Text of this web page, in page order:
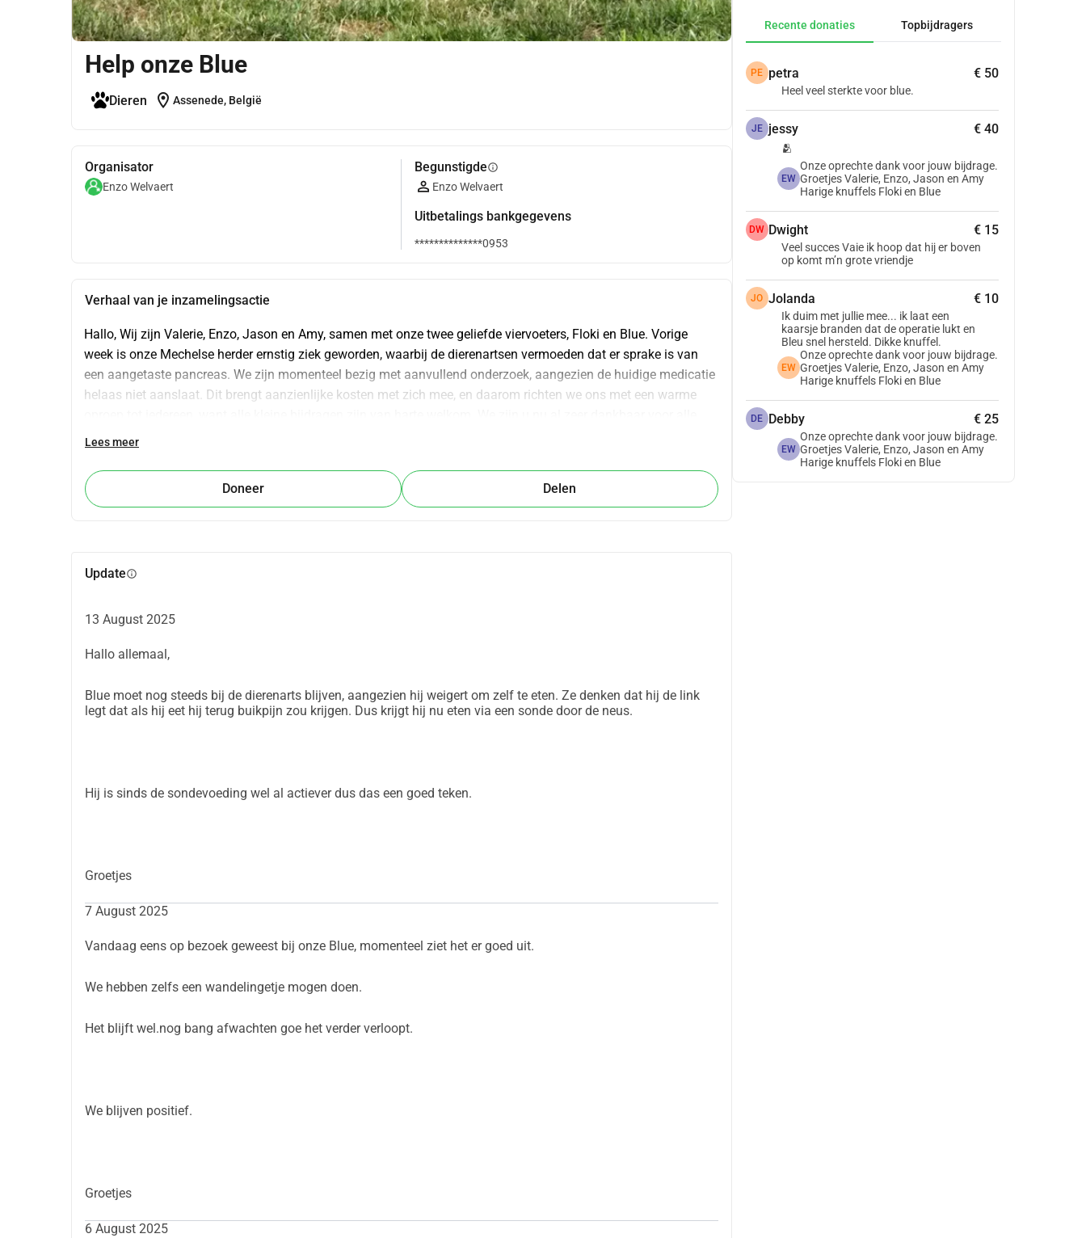
Help onze Blue
Dieren location_on Assenede, België
Organisator
Enzo Welvaert
Begunstigdeinfo
Enzo Welvaert
Uitbetalings bankgegevens
**************0953
Verhaal van je inzamelingsactie
Hallo, Wij zijn Valerie, Enzo, Jason en Amy, samen met onze twee geliefde viervoeters, Floki en Blue. Vorige
week is onze Mechelse herder ernstig ziek geworden, waarbij de dierenartsen vermoeden dat er sprake is van
een aangetaste pancreas. We zijn momenteel bezig met aanvullend onderzoek, aangezien de huidige medicatie
helaas niet aanslaat. Dit brengt aanzienlijke kosten met zich mee, en daarom richten we ons met een warme
steun die we mogen ontvangen. Met vriendelijke groeten, Valerie, Enzo, Jason en Amy En met harige groeten,
Lees meer
Doneer Delen
Updateinfo
13 August 2025
Hallo allemaal,
Blue moet nog steeds bij de dierenarts blijven, aangezien hij weigert om zelf te eten. Ze denken dat hij de link
legt dat als hij eet hij terug buikpijn zou krijgen. Dus krijgt hij nu eten via een sonde door de neus.
Hij is sinds de sondevoeding wel al actiever dus das een goed teken.
Groetjes
7 August 2025
Vandaag eens op bezoek geweest bij onze Blue, momenteel ziet het er goed uit.
We hebben zelfs een wandelingetje mogen doen.
Het blijft wel.nog bang afwachten goe het verder verloopt.
We blijven positief.
Groetjes
6 August 2025
Recente donaties Topbijdragers
PE petra € 50
Heel veel sterkte voor blue.
JE jessy € 40
🫂
EW
Onze oprechte dank voor jouw bijdrage.
Groetjes Valerie, Enzo, Jason en Amy
Harige knuffels Floki en Blue
DW Dwight € 15
Veel succes Vaie ik hoop dat hij er boven
op komt m’n grote vriendje
JO Jolanda € 10
Ik duim met jullie mee... ik laat een
kaarsje branden dat de operatie lukt en
Bleu snel hersteld. Dikke knuffel.
EW
Onze oprechte dank voor jouw bijdrage.
Groetjes Valerie, Enzo, Jason en Amy
Harige knuffels Floki en Blue
DE Debby € 25
EW
Onze oprechte dank voor jouw bijdrage.
Groetjes Valerie, Enzo, Jason en Amy
Harige knuffels Floki en Blue